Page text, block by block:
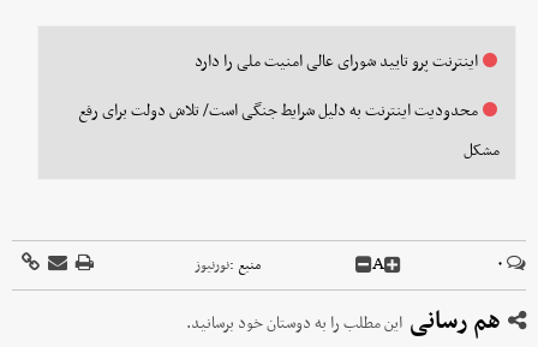
اینترنت پرو تایید شورای عالی امنیت ملی را دارد
محدودیت اینترنت به دلیل شرایط جنگی است/ تلاش دولت برای رفع
مشکل
۰ A منبع :نورنیوز
هم رسانی این مطلب را به دوستان خود برسانید.